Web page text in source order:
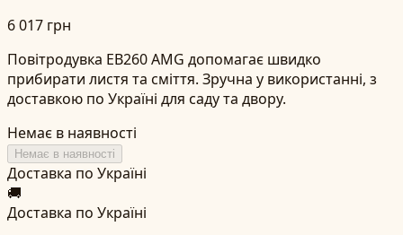
6 017 грн
Повітродувка EB260 AMG допомагає швидко
прибирати листя та сміття. Зручна у використанні, з
доставкою по Україні для саду та двору.
Немає в наявності
Немає в наявності
Доставка по Україні
🚚
Доставка по Україні